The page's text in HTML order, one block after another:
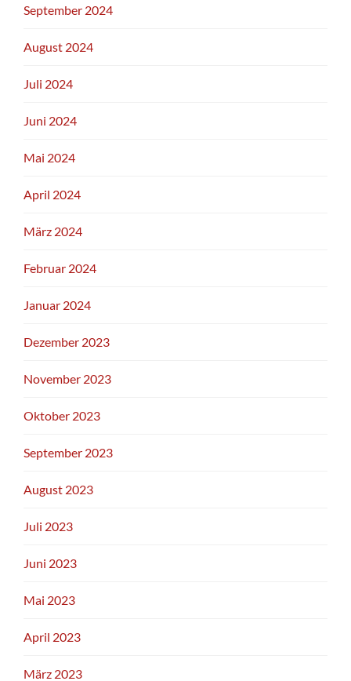
September 2024
August 2024
Juli 2024
Juni 2024
Mai 2024
April 2024
März 2024
Februar 2024
Januar 2024
Dezember 2023
November 2023
Oktober 2023
September 2023
August 2023
Juli 2023
Juni 2023
Mai 2023
April 2023
März 2023